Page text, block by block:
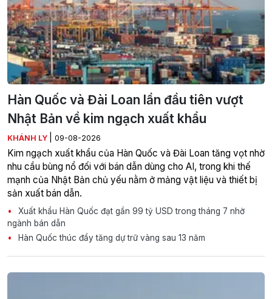
Hàn Quốc và Đài Loan lần đầu tiên vượt
Nhật Bản về kim ngạch xuất khẩu
KHÁNH LY 09-08-2026
Kim ngạch xuất khẩu của Hàn Quốc và Đài Loan tăng vọt nhờ
nhu cầu bùng nổ đối với bán dẫn dùng cho AI, trong khi thế
mạnh của Nhật Bản chủ yếu nằm ở mảng vật liệu và thiết bị
sản xuất bán dẫn.
Xuất khẩu Hàn Quốc đạt gần 99 tỷ USD trong tháng 7 nhờ
ngành bán dẫn
Hàn Quốc thúc đẩy tăng dự trữ vàng sau 13 năm